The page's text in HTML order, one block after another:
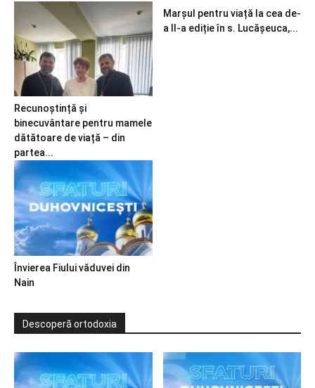
Recunoștință și
binecuvântare pentru mamele
dătătoare de viață – din
partea...
Marșul pentru viață la cea de-
a II-a ediție în s. Lucășeuca,...
Învierea Fiului văduvei din
Nain
Descoperă ortodoxia